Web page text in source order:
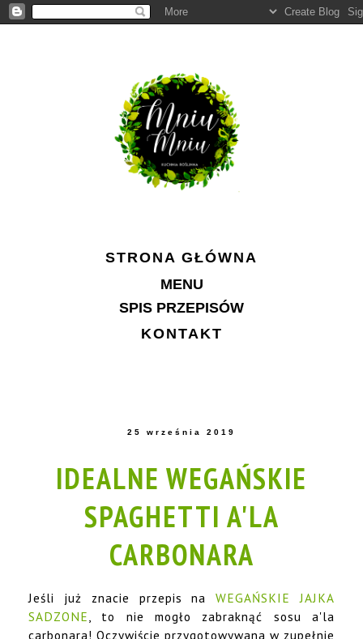
STRONA GŁÓWNA
MENU
SPIS PRZEPISÓW
KONTAKT
25 września 2019
IDEALNE WEGAŃSKIE
SPAGHETTI A'LA
CARBONARA
Jeśli już znacie przepis naWEGAŃSKIE JAJKA
SADZONE , to nie mogło zabraknąć sosu a'la
carbonara! Oczywiście przygotowywana w zupełnie